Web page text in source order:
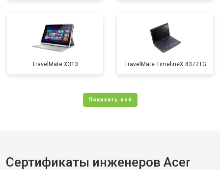
TravelMate X313 TravelMate TimelineX 8372TG
Сертификаты инженеров Acer